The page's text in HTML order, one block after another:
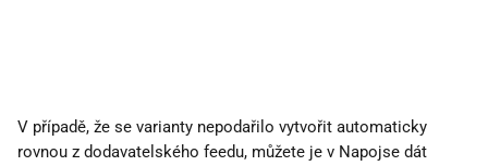
V případě, že se varianty nepodařilo vytvořit automaticky
rovnou z dodavatelského feedu, můžete je v Napojse dát